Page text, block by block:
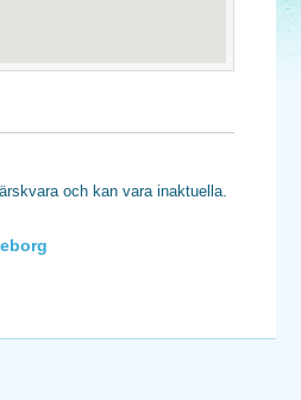
och kan vara inaktuella.